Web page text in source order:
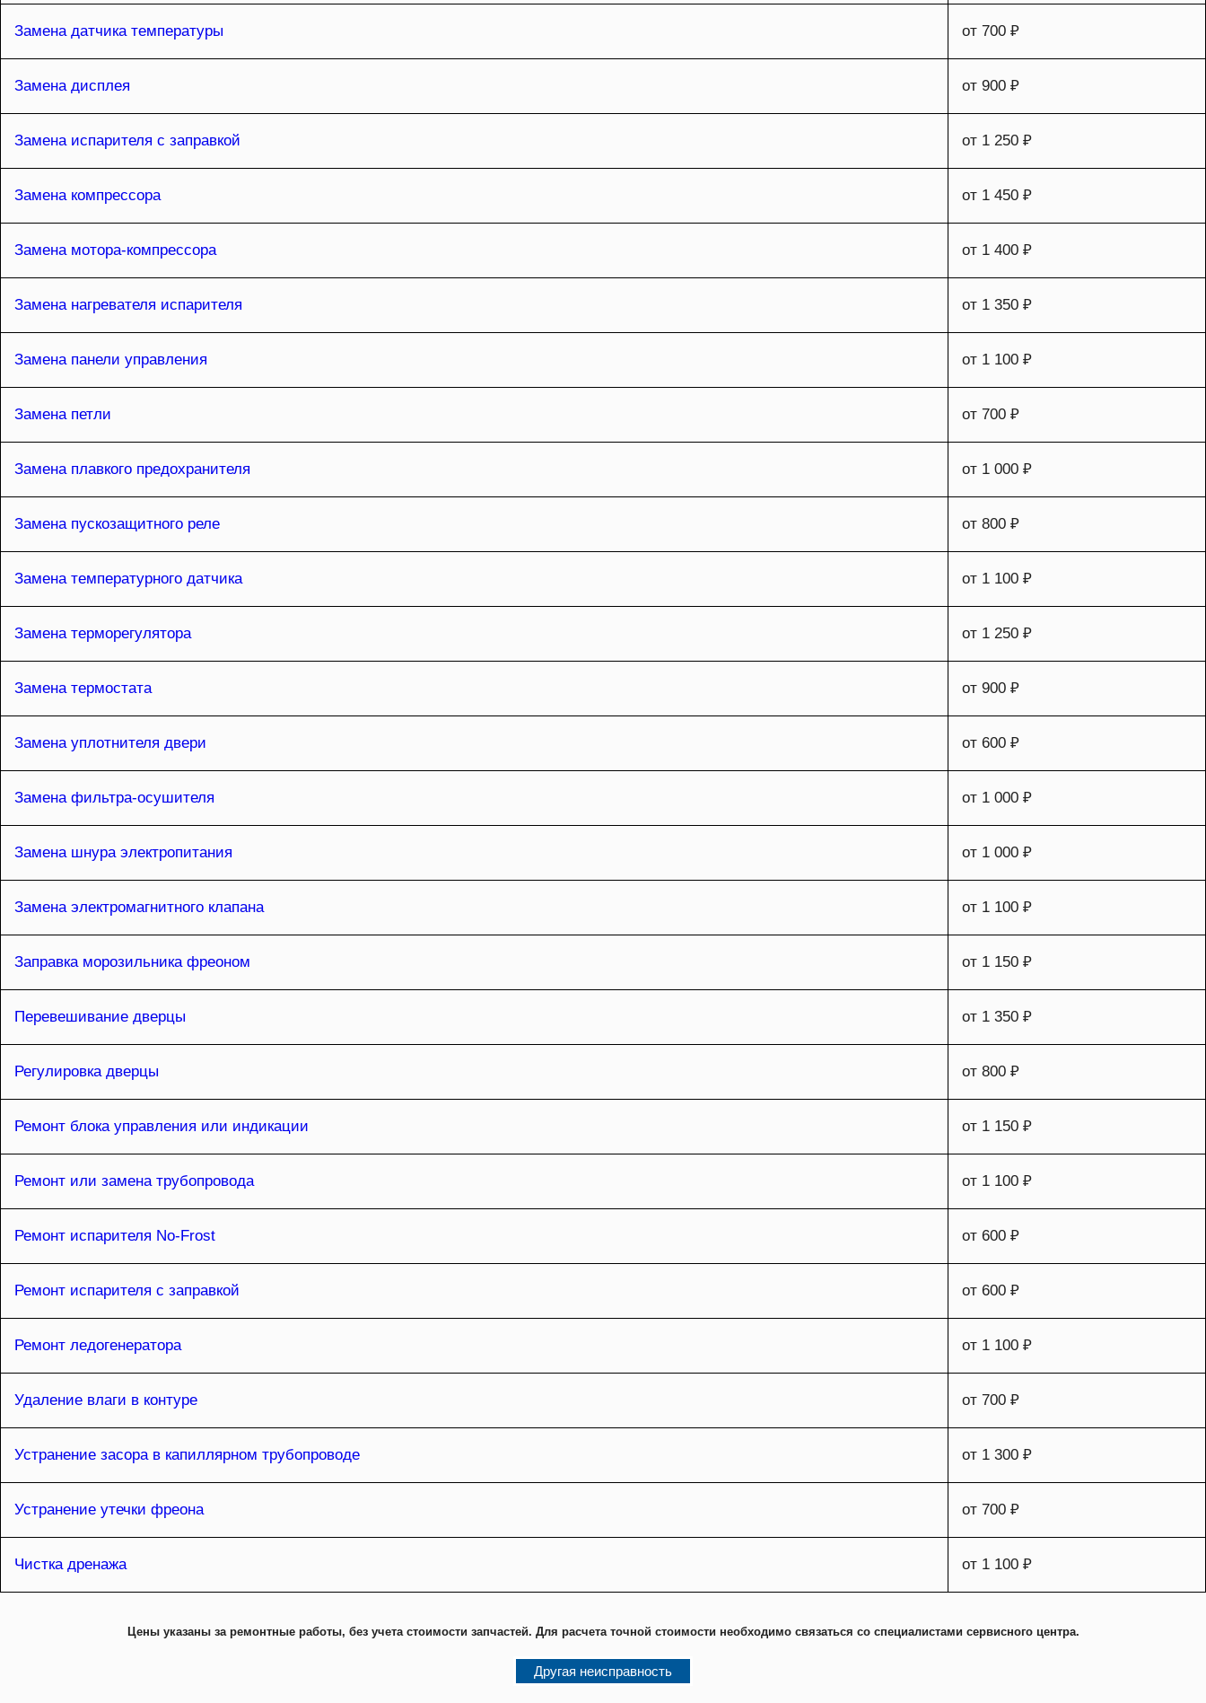
Замена датчика температуры от 700 ₽
Замена дисплея от 900 ₽
Замена испарителя с заправкой от 1 250 ₽
Замена компрессора от 1 450 ₽
Замена мотора-компрессора от 1 400 ₽
Замена нагревателя испарителя от 1 350 ₽
Замена панели управления от 1 100 ₽
Замена петли от 700 ₽
Замена плавкого предохранителя от 1 000 ₽
Замена пускозащитного реле от 800 ₽
Замена температурного датчика от 1 100 ₽
Замена терморегулятора от 1 250 ₽
Замена термостата от 900 ₽
Замена уплотнителя двери от 600 ₽
Замена фильтра-осушителя от 1 000 ₽
Замена шнура электропитания от 1 000 ₽
Замена электромагнитного клапана от 1 100 ₽
Заправка морозильника фреоном от 1 150 ₽
Перевешивание дверцы от 1 350 ₽
Регулировка дверцы от 800 ₽
Ремонт блока управления или индикации от 1 150 ₽
Ремонт или замена трубопровода от 1 100 ₽
Ремонт испарителя No-Frost от 600 ₽
Ремонт испарителя с заправкой от 600 ₽
Ремонт ледогенератора от 1 100 ₽
Удаление влаги в контуре от 700 ₽
Устранение засора в капиллярном трубопроводе от 1 300 ₽
Устранение утечки фреона от 700 ₽
Чистка дренажа от 1 100 ₽
Цены указаны за ремонтные работы, без учета стоимости запчастей. Для расчета точной стоимости необходимо связаться со специалистами сервисного центра.
Другая неисправность